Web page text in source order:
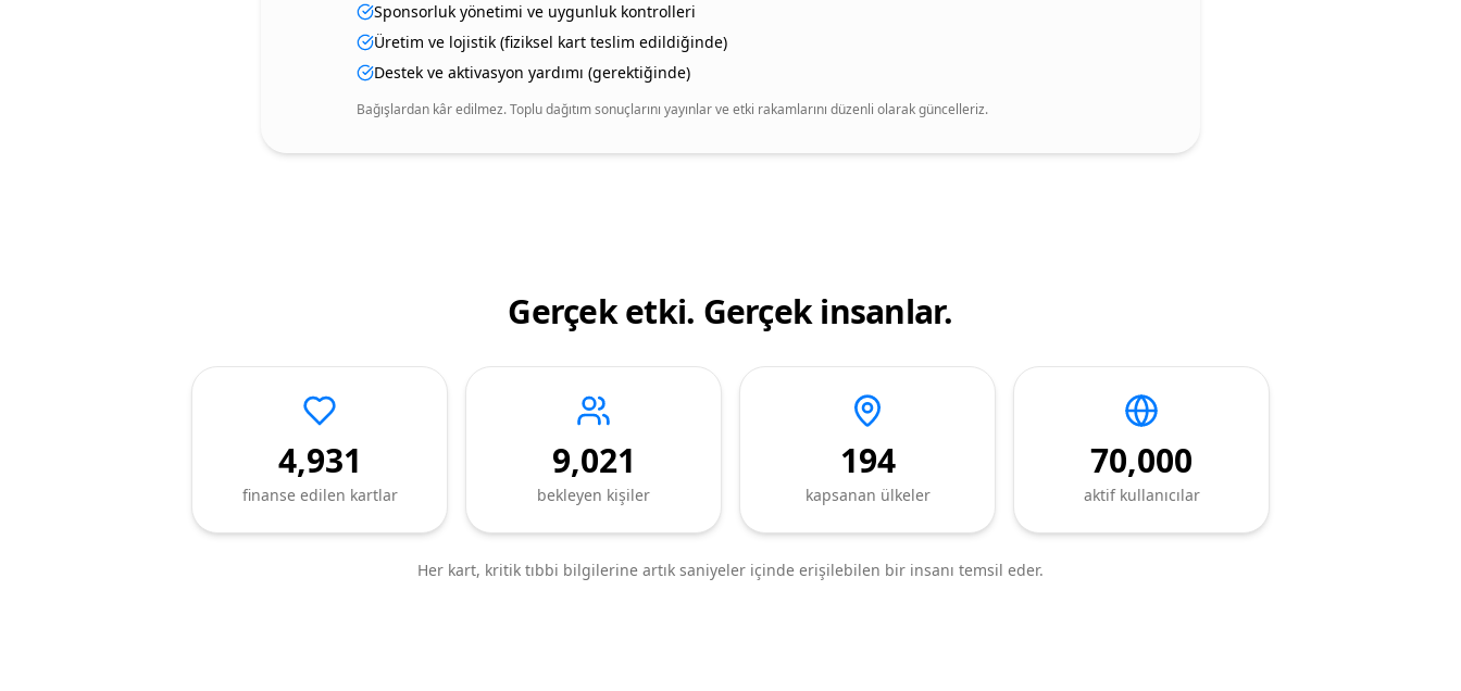
Sponsorluk yönetimi ve uygunluk kontrolleri
Üretim ve lojistik (fiziksel kart teslim edildiğinde)
Destek ve aktivasyon yardımı (gerektiğinde)
Bağışlardan kâr edilmez. Toplu dağıtım sonuçlarını yayınlar ve etki rakamlarını düzenli olarak güncelleriz.
Gerçek etki. Gerçek insanlar.
4,931
finanse edilen kartlar
9,021
bekleyen kişiler
194
kapsanan ülkeler
70,000
aktif kullanıcılar
Her kart, kritik tıbbi bilgilerine artık saniyeler içinde erişilebilen bir insanı temsil eder.